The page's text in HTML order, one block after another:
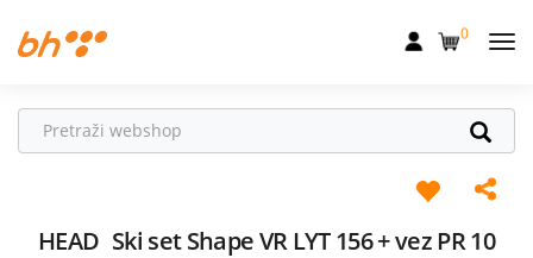
Fiksna
Televizija
0
HEAD Ski set Shape VR LYT 156 + vez PR 10